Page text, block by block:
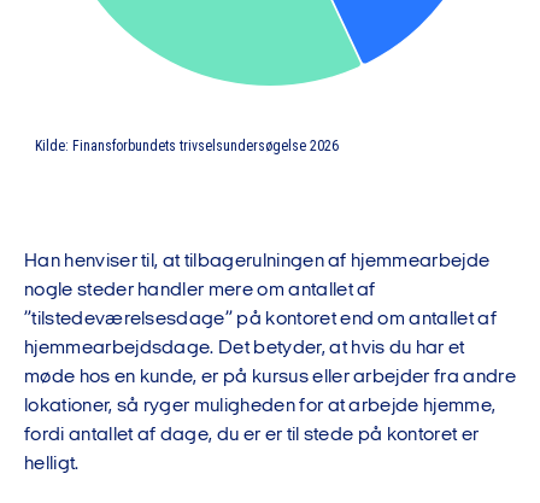
Han henviser til, at tilbagerulningen af hjemmearbejde
nogle steder handler mere om antallet af
”tilstedeværelsesdage” på kontoret end om antallet af
hjemmearbejdsdage. Det betyder, at hvis du har et
møde hos en kunde, er på kursus eller arbejder fra andre
lokationer, så ryger muligheden for at arbejde hjemme,
fordi antallet af dage, du er er til stede på kontoret er
helligt.